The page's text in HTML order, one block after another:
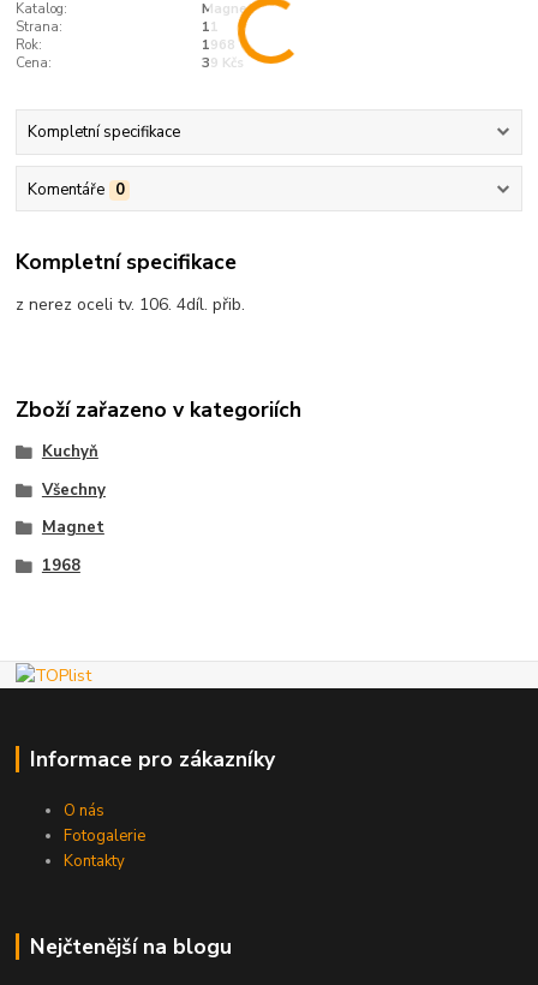
Katalog:
Magnet
Strana:
11
Rok:
1968
Cena:
39 Kčs
Kompletní specifikace
Komentáře 0
Kompletní specifikace
z nerez oceli tv. 106. 4díl. přib.
Zboží zařazeno v kategoriích
Kuchyň
Všechny
Magnet
1968
Informace pro zákazníky
O nás
Fotogalerie
Kontakty
Nejčtenější na blogu